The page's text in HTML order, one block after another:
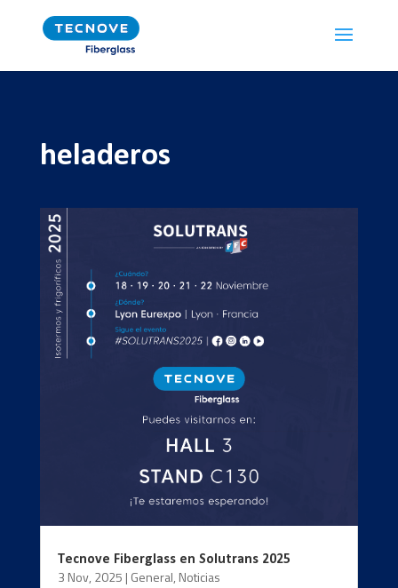
heladeros
Tecnove Fiberglass en Solutrans 2025
3 Nov, 2025 | General, Noticias